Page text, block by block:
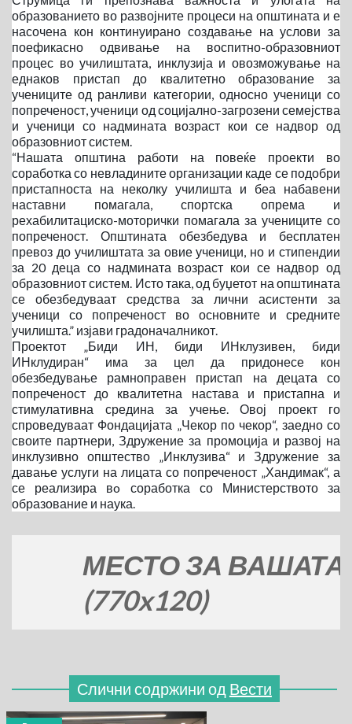
образованието во развојните процеси на општината и е
насочена кон континуирано создавање на услови за
поефикасно одвивање на воспитно-образовниот
процес во училиштата, инклузија и овозможување на
еднаков пристап до квалитетно образование за
учениците од ранливи категории, односно ученици со
попреченост, ученици од социјално-загрозени семејства
и ученици со надмината возраст кои се надвор од
образовниот систем.
“Нашата општина работи на повеќе проекти во
соработка со невладините организации каде се подобри
пристапноста на неколку училишта и беа набавени
наставни помагала, спортска опрема и
рехабилитациско-моторички помагала за учениците со
попреченост. Општината обезбедува и бесплатен
превоз до училиштата за овие ученици, но и стипендии
за 20 деца со надмината возраст кои се надвор од
образовниот систем. Исто така, од буџетот на општината
се обезбедуваат средства за лични асистенти за
ученици со попреченост во основните и средните
училишта.” изјави градоначалникот.
Проектот „Биди ИН, биди ИНклузивен, биди
ИНклудиран“ има за цел да придонесе кон
обезбедување рамноправен пристап на децата со
попреченост до квалитетна настава и пристапна и
стимулативна средина за учење. Овој проект го
спроведуваат Фондацијата „Чекор по чекор“, заедно со
своите партнери, Здружение за промоција и развој на
инклузивно општество „Инклузива“ и Здружение за
давање услуги на лицата со попреченост „Хандимак“, а
се реализира вo соработка со Министерството за
образование и наука.
МЕСТО ЗА ВАШАТА
(770x120)
Слични содржини од Вести